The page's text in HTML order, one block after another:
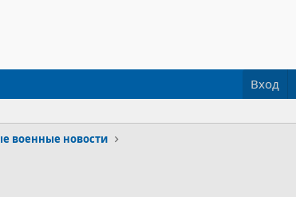
Вход
военные новости